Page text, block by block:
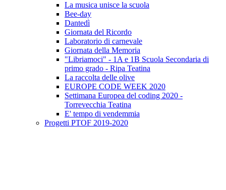
La musica unisce la scuola
Bee-day
Dantedì
Giornata del Ricordo
Laboratorio di carnevale
Giornata della Memoria
"Libriamoci" - 1A e 1B Scuola Secondaria di
primo grado - Ripa Teatina
La raccolta delle olive
EUROPE CODE WEEK 2020
Settimana Europea del coding 2020 -
Torrevecchia Teatina
E' tempo di vendemmia
Progetti PTOF 2019-2020